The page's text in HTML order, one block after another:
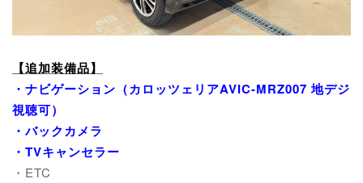
【追加装備品】
・ナビゲーション（カロッツェリアAVIC-MRZ007 地デジ
視聴可）
・バックカメラ
・TVキャンセラー
・ETC